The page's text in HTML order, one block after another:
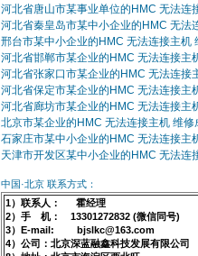
河北省唐山市某事业单位的HMC 无法连
河北省秦皇岛市某中小企业的HMC 无法
邢台市某中小企业的HMC 无法连接主机
河北省邯郸市某企业的HMC 无法连接主
河北省张家口市某企业的HMC 无法连接
河北省保定市某企业的HMC 无法连接主
河北省廊坊市某企业的HMC 无法连接主
北京市某企业的HMC 无法连接主机 维修
石家庄市某中小企业的HMC 无法连接主
天津市开发区某中小企业的HMC 无法连
中国·北京 联系方式：
1）联系人： 霍经理
2）手 机： 13301272832 (微信同号)
3）E-mail: bjslkc@163.com
4）公司：北京深蓝融鑫科技发展有限公司